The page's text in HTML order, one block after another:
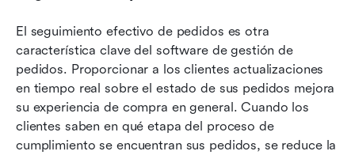
El seguimiento efectivo de pedidos es otra
característica clave del software de gestión de
pedidos. Proporcionar a los clientes actualizaciones
en tiempo real sobre el estado de sus pedidos mejora
su experiencia de compra en general. Cuando los
clientes saben en qué etapa del proceso de
cumplimiento se encuentran sus pedidos, se reduce la